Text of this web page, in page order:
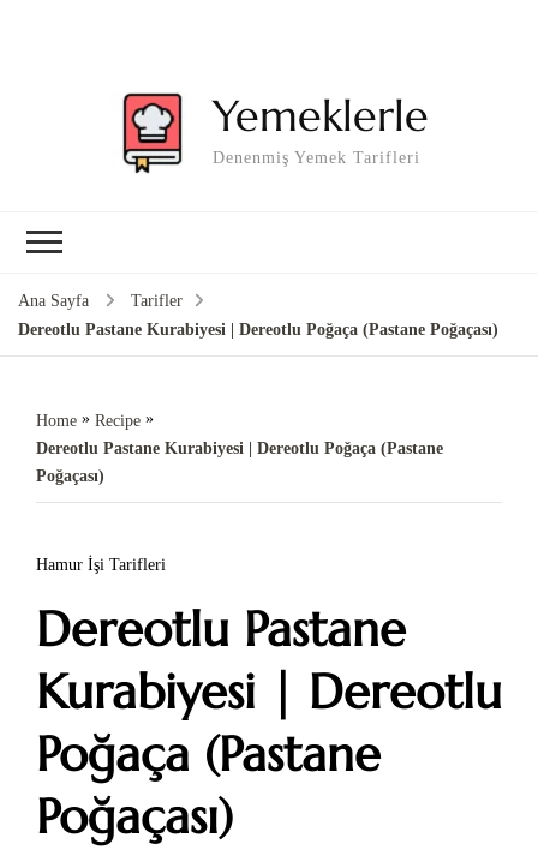
Yemeklerle
Denenmiş Yemek Tarifleri
Ana Sayfa
Tarifler
Dereotlu Pastane Kurabiyesi | Dereotlu Poğaça (Pastane Poğaçası)
Home » Recipe »
Dereotlu Pastane Kurabiyesi | Dereotlu Poğaça (Pastane
Poğaçası)
Hamur İşi Tarifleri
Dereotlu Pastane
Kurabiyesi | Dereotlu
Poğaça (Pastane
Poğaçası)